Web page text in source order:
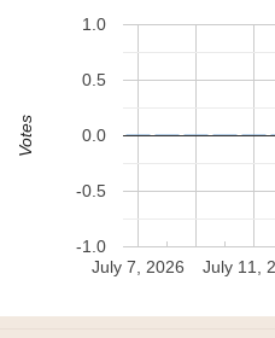
July 7, 2026 July 11,
-1.0
-0.5
0.0
0.5
1.0
Votes